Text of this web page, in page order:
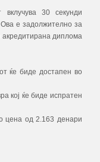
30 секунди
е задолжително за
акредитирана диплома
ќе биде достапен во
кој ќе биде испратен
цена од 2.163 денари